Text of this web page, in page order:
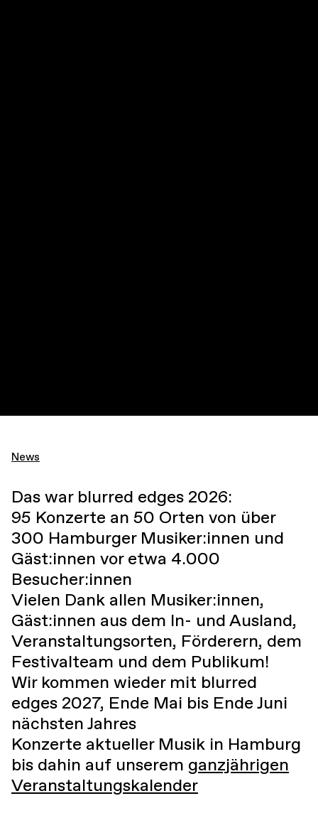
News
Das war blurred edges 2026:
95 Konzerte an 50 Orten von über
300 Hamburger Musiker:innen und
Gäst:innen vor etwa 4.000
Besucher:innen
Vielen Dank allen Musiker:innen,
Gäst:innen aus dem In- und Ausland,
Veranstaltungsorten, Förderern, dem
Festivalteam und dem Publikum!
Wir kommen wieder mit blurred
edges 2027, Ende Mai bis Ende Juni
nächsten Jahres
Konzerte aktueller Musik in Hamburg
bis dahin auf unserem ganzjährigen
Veranstaltungskalender